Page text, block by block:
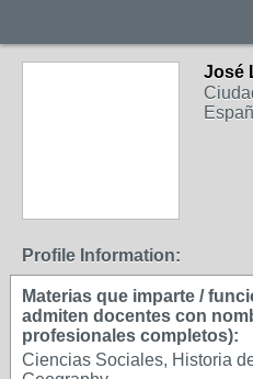
José
Profile Information:
Materias que imparte /
admiten docentes con
profesionales completos):
Ciencias Sociales, Historia